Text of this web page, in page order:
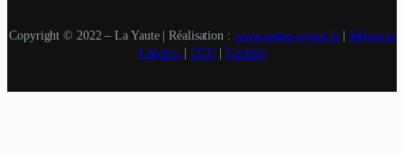
Copyright © 2022 – La Yaute | Réalisation : www.andre-veyrat.fr| Mentions
Légales. | CGU | Cookies